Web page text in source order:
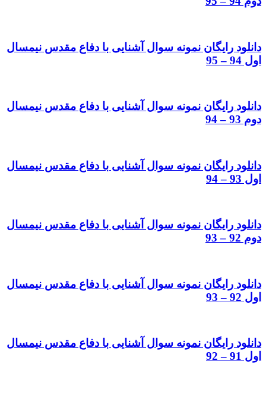
دانلود رایگان نمونه سوال آشنایی با دفاع مقدس نیمسال
اول 94 – 95
دانلود رایگان نمونه سوال آشنایی با دفاع مقدس نیمسال
دوم 93 – 94
دانلود رایگان نمونه سوال آشنایی با دفاع مقدس نیمسال
اول 93 – 94
دانلود رایگان نمونه سوال آشنایی با دفاع مقدس نیمسال
دوم 92 – 93
دانلود رایگان نمونه سوال آشنایی با دفاع مقدس نیمسال
اول 92 – 93
دانلود رایگان نمونه سوال آشنایی با دفاع مقدس نیمسال
اول 91 – 92